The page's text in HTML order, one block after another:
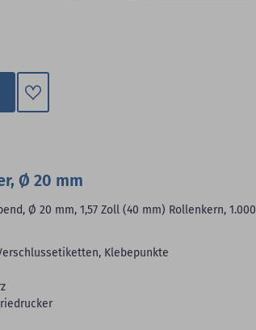
Zum
Ø 20 mm
Ø 20 mm, 1,57 Zoll (40 mm) Rollenkern, 1.000
Klebepunkte